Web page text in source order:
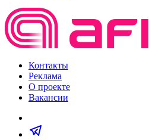
Контакты
Реклама
О проекте
Вакансии